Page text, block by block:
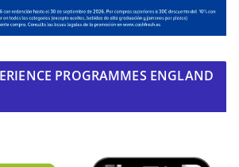
PROGRAMMES ENGLAND